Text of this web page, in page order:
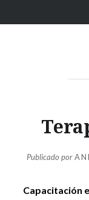
al
Publicado por
Capacitación